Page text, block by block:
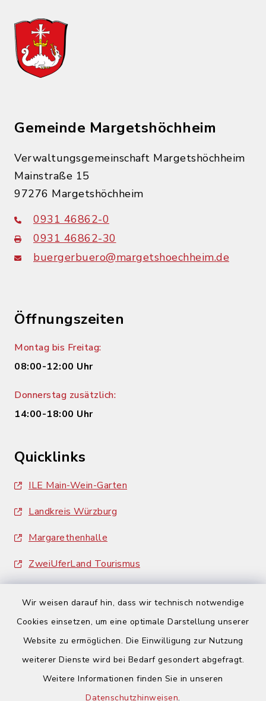
Wir weisen darauf hin, dass wir technisch notwendige
Cookies einsetzen, um eine optimale Darstellung unserer
Website zu ermöglichen. Die Einwilligung zur Nutzung
weiterer Dienste wird bei Bedarf gesondert abgefragt.
Weitere Informationen finden Sie in unseren
Datenschutzhinweisen.
Gemeinde Margetshöchheim
Verwaltungsgemeinschaft Margetshöchheim
Mainstraße 15
97276 Margetshöchheim
0931 46862-0
0931 46862-30
buergerbuero@margetshoechheim.de
Öffnungszeiten
Montag bis Freitag:
08:00-12:00 Uhr
Donnerstag zusätzlich:
14:00-18:00 Uhr
Quicklinks
ILE Main-Wein-Garten
Landkreis Würzburg
Margarethenhalle
ZweiUferLand Tourismus
Barrierefreiheit